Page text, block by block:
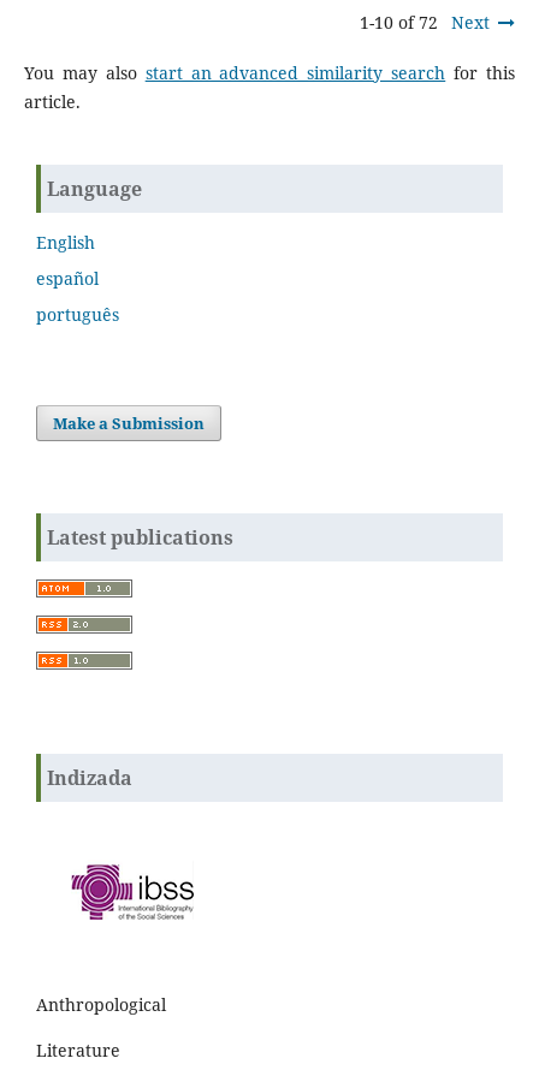
1-10 of 72 Next
You may also start an advanced similarity search for this
article.
Language
English
español
português
Make a Submission
Latest publications
Indizada
Anthropological
Literature